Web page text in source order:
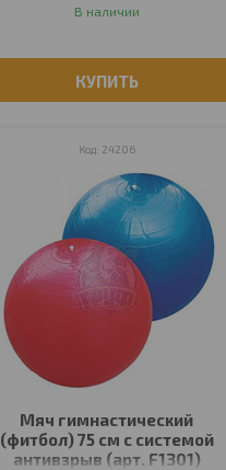
В наличии
КУПИТЬ
24206
Мяч гимнастический
(фитбол) 75 см с системой
антивзрыв (арт. F1301)